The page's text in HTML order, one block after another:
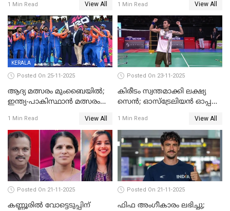
1 Min Read View All
അര്‍ധ സെഞ്ചുറിയുമായി
സഞ്ജു; ഒഡിഷയെ 10
വിക്കറ്റിന് തകര്‍ത്ത് കേരളം
1 Min Read View All
KERALA
Posted On 25-11-2025
ആദ്യ മത്സരം മുംബൈയിൽ;
ഇന്ത്യ-പാകിസ്ഥാൻ മത്സരം
ലോകകപ്പിന്‍റെ മത്സരക്രമം
പ്രഖ്യാപിച്ചു
1 Min Read View All
Posted On 23-11-2025
കിരീടം സ്വന്തമാക്കി ലക്ഷ്യ
സെന്‍; ഓസ്ട്രേലിയന്‍ ഓപ്പണ്‍
1 Min Read View All
Posted On 21-11-2025
കണ്ണൂരിൽ വോട്ടെടുപ്പിന്
Posted On 21-11-2025
ഫിഫ അംഗീകാരം ലഭിച്ചു;